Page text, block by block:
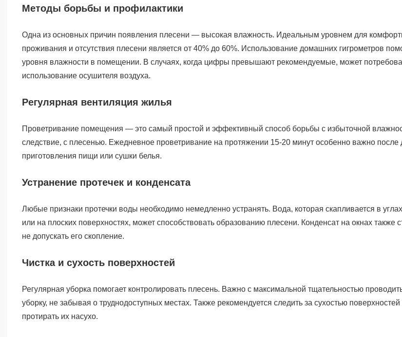
Методы борьбы и профилактики
Одна из основных причин появления плесени — высокая влажность. Идеальным уровнем для
проживания и отсутствия плесени является от 40% до 60%. Использование домашних гигрометров
уровня влажности в помещении. В случаях, когда цифры превышают рекомендуемые, может
использование осушителя воздуха.
Регулярная вентиляция жилья
Проветривание помещения — это самый простой и эффективный способ борьбы с избыточной
следствие, с плесенью. Ежедневное проветривание на протяжении 15-20 минут особенно важно после
приготовления пищи или сушки белья.
Устранение протечек и конденсата
Любые признаки протечки воды необходимо немедленно устранять. Вода, которая скапливается в
или на плоских поверхностях, может способствовать образованию плесени. Конденсат на окнах также
не допускать его скопление.
Чистка и сухость поверхностей
Регулярная уборка помогает контролировать плесень. Важно с максимальной тщательностью
уборку, не забывая о труднодоступных местах. Также рекомендуется следить за сухостью
протирать их насухо.